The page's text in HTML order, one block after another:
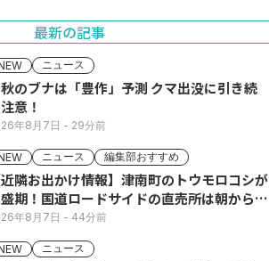
最新の記事
ニュース
のブナは「豊作」予測 クマ出没に引き続
意！
年8月7日 - 29分前
ニュース 編集部おすすめ
近隣お出かけ情報】津南町のトウモロコシが
期！国道ロードサイドの直売所は朝から長
年8月7日 - 44分前
ニュース